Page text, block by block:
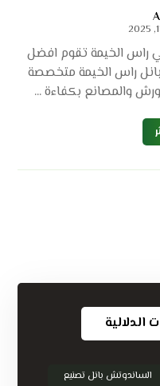
راس الخيمة تقوم افضل
راس الخيمة متخصصة
والمصانع بكفاءة ...
الدلالية
الساندوتش بانل تصنيع